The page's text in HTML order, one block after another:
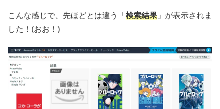
こんな感じで、先ほどとは違う「 検索結果 」が表示されま
した！(おお！)